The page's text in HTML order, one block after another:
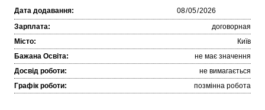
Дата додавання:
Зарплата:
договорная
Місто:
Київ
Бажана Освіта:
не має значення
Досвід роботи:
не вимагається
Графік роботи:
позмінна робота